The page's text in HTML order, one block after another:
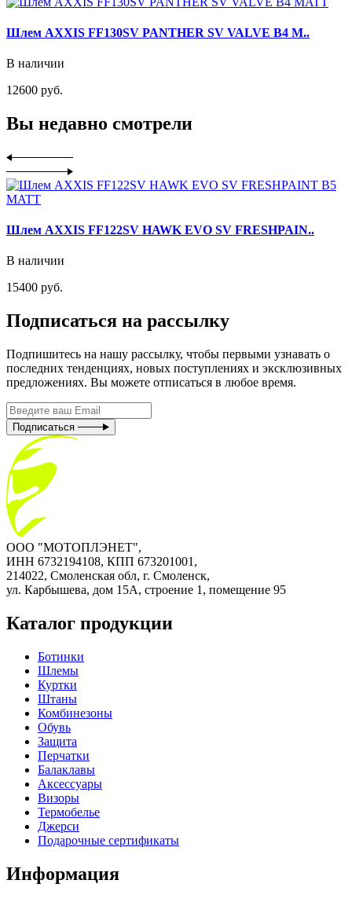
Шлем AXXIS FF130SV PANTHER SV VALVE B4 M..
В наличии
12600 руб.
Вы недавно смотрели
Шлем AXXIS FF122SV HAWK EVO SV FRESHPAIN..
В наличии
15400 руб.
Подписаться на рассылку
Подпишитесь на нашу рассылку, чтобы первыми узнавать о
последних тенденциях, новых поступлениях и эксклюзивных
предложениях. Вы можете отписаться в любое время.
Подписаться
ООО "МОТОПЛЭНЕТ",
ИНН 6732194108, КПП 673201001,
214022, Смоленская обл, г. Смоленск,
ул. Карбышева, дом 15А, строение 1, помещение 95
Каталог продукции
Ботинки
Шлемы
Куртки
Штаны
Комбинезоны
Обувь
Защита
Перчатки
Балаклавы
Аксессуары
Визоры
Термобелье
Джерси
Подарочные сертификаты
Информация